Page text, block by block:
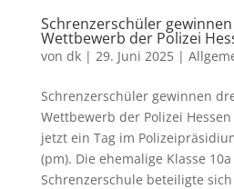
Schrenzerschüler
Wettbewerb der Polizei
von dk| 29. Juni 2025|
Schrenzerschüler gewinnen
Wettbewerb der Polizei
jetzt ein Tag im
(pm). Die ehemalige Klasse 10a
Schrenzerschule beteiligte